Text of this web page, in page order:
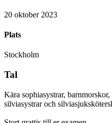
20 oktober 2023
Plats
Stockholm
Tal
Kära sophiasystrar,
silviasystrar och